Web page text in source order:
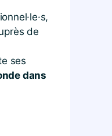
de
ses
dans